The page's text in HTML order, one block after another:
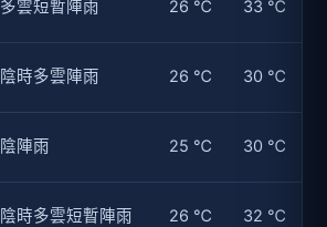
多雲短暫陣雨 26 ℃ 33 ℃
陰時多雲陣雨 26 ℃ 30 ℃
陰陣雨 25 ℃ 30 ℃
陰時多雲短暫陣雨 26 ℃ 32 ℃